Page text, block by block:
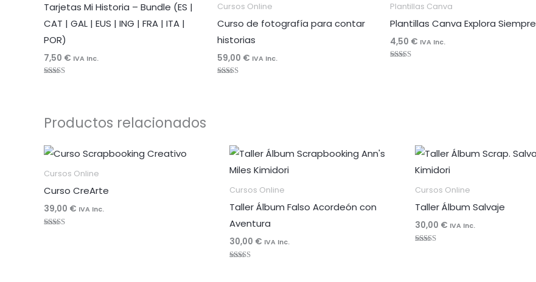
Tarjetas Mi Historia – Bundle (ES |
CAT | GAL | EUS | ING | FRA | ITA |
POR)
7,50 € IVA Inc.
Cursos Online
Curso de fotografía para contar
historias
59,00 € IVA Inc.
Plantillas Canva
Plantillas Canva Explora Siempre
4,50 € IVA Inc.
Productos relacionados
Cursos Online
Curso CreArte
39,00 € IVA Inc.
Cursos Online
Taller Álbum Falso Acordeón con
Aventura
30,00 € IVA Inc.
Cursos Online
Taller Álbum Salvaje
30,00 € IVA Inc.